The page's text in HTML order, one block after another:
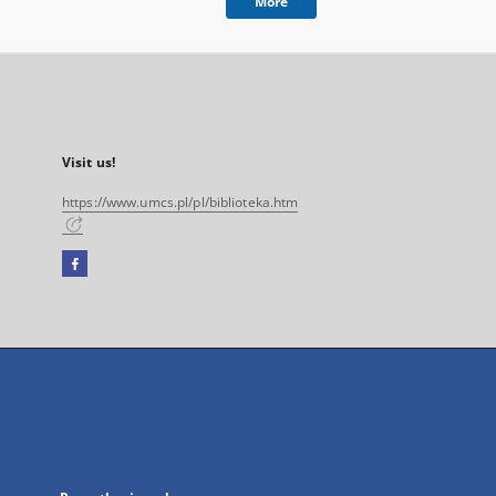
Visit us!
https://www.umcs.pl/pl/biblioteka.htm
Facebook
open